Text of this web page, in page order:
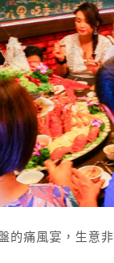
的痛風宴，生意非